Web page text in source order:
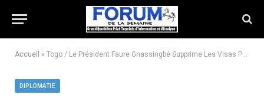
Accueil » Togo / Le Président Faure Gnassingbé Supprime Les Visas Pour Tous Les Africains : Une Décision Historique Aux Multiples Retombées Positives.
DIPLOMATIE